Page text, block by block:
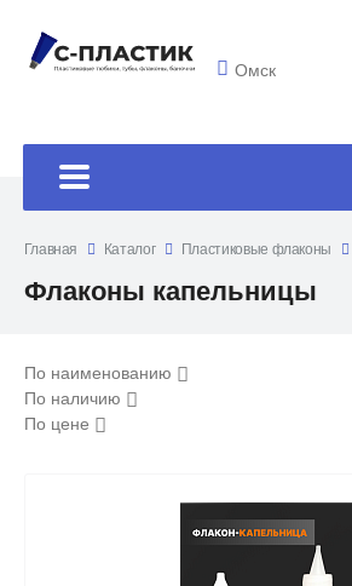
Омск
Главная Каталог Пластиковые флаконы
Флаконы капельницы
По наименованию
По наличию
По цене